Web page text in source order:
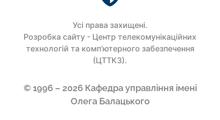
Усi права захищенi.
Розробка сайту - Центр телекомунікаційних
технологій та комп’ютерного забезпечення
(ЦТТКЗ).
© 1996 – 2026 Кафедра управління імені
Олега Балацького